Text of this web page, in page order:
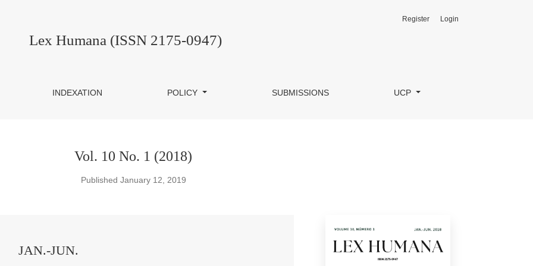
Lex Humana (ISSN 2175-0947)
INDEXATION POLICY SUBMISSIONS UCP
Register Login
Vol. 10 No. 1 (2018)
Published January 12, 2019
JAN.-JUN.